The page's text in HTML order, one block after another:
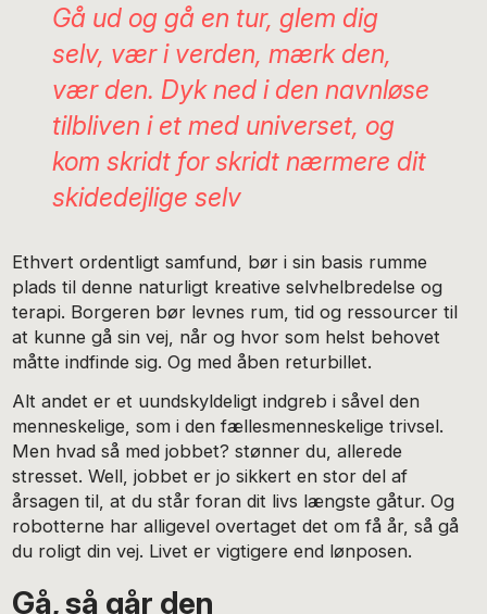
Gå ud og gå en tur, glem dig
selv, vær i verden, mærk den,
vær den. Dyk ned i den navnløse
tilbliven i et med universet, og
kom skridt for skridt nærmere dit
skidedejlige selv
Ethvert ordentligt samfund, bør i sin basis rumme
plads til denne naturligt kreative selvhelbredelse og
terapi. Borgeren bør levnes rum, tid og ressourcer til
at kunne gå sin vej, når og hvor som helst behovet
måtte indfinde sig. Og med åben returbillet.
Alt andet er et uundskyldeligt indgreb i såvel den
menneskelige, som i den fællesmenneskelige trivsel.
Men hvad så med jobbet? stønner du, allerede
stresset. Well, jobbet er jo sikkert en stor del af
årsagen til, at du står foran dit livs længste gåtur. Og
robotterne har alligevel overtaget det om få år, så gå
du roligt din vej. Livet er vigtigere end lønposen.
Gå, så går den